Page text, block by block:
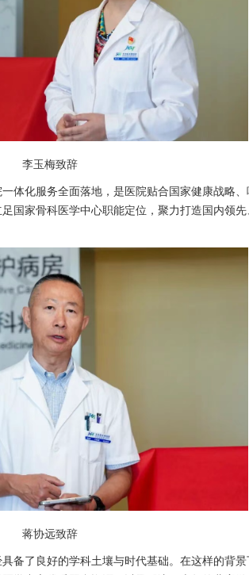
李玉梅致辞
体化服务全面落地，是医院贴合国家健康战略
国家骨科 医学中心职能定位，聚力打造国内领
蒋协远致辞
备了良好的学科土壤与时代基础。在这样的背